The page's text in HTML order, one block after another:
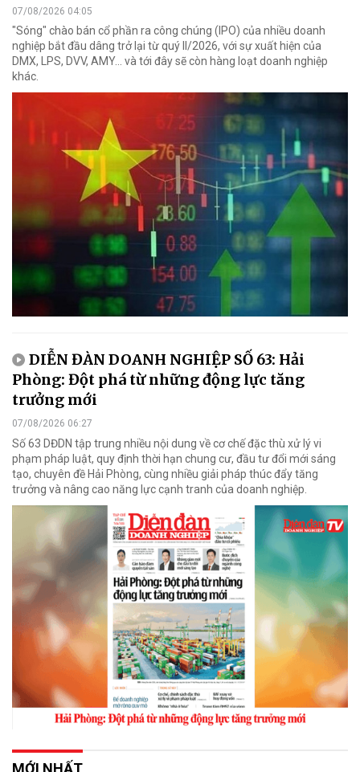
07/08/2026 04:05
"Sóng" chào bán cổ phần ra công chúng (IPO) của nhiều doanh
nghiệp bắt đầu dâng trở lại từ quý II/2026, với sự xuất hiện của
DMX, LPS, DVV, AMY... và tới đây sẽ còn hàng loạt doanh nghiệp
khác.
DIỄN ĐÀN DOANH NGHIỆP SỐ 63: Hải
Phòng: Đột phá từ những động lực tăng
trưởng mới
07/08/2026 06:27
Số 63 DĐDN tập trung nhiều nội dung về cơ chế đặc thù xử lý vi
phạm pháp luật, quy định thời hạn chung cư, đầu tư đổi mới sáng
tạo, chuyên đề Hải Phòng, cùng nhiều giải pháp thúc đẩy tăng
trưởng và nâng cao năng lực cạnh tranh của doanh nghiệp.
MỚI NHẤT